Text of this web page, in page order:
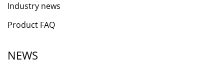
Industry news
Product FAQ
NEWS